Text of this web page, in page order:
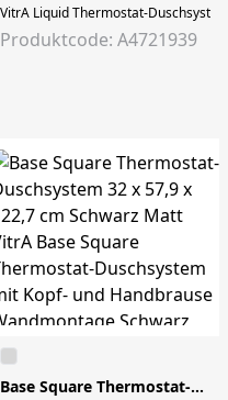
Produktcode: A4721939
Base Square Thermostat-Duschsystem 32 x 57,9 x 122,7 cm Schwarz Matt